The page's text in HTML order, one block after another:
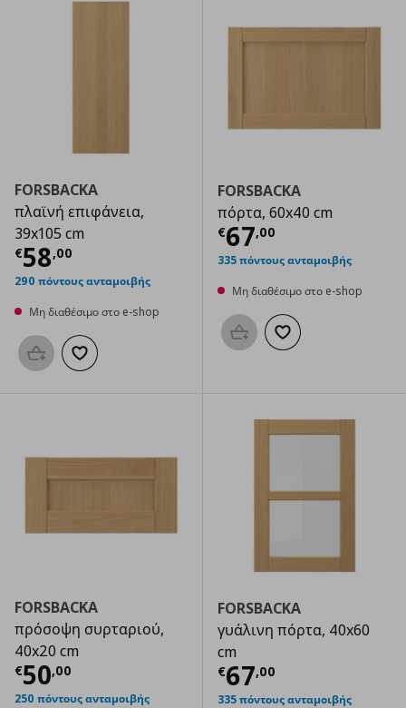
FORSBACKA
πλαϊνή επιφάνεια,
39x105 cm
€58,00
Τρέχουσα τιμή € 58,00
290 πόντους ανταμοιβής
Μη διαθέσιμο στο e-shop
Προσθήκη στο καλάθι
Προσθήκη στα αγαπημένα
FORSBACKA
πόρτα, 60x40 cm
€67,00
Τρέχουσα
335 πόντους ανταμοιβής
Μη διαθέσιμο στο e-shop
Προσθήκη στο καλάθι
Προσθήκη στα
FORSBACKA
πρόσοψη συρταριού,
40x20 cm
€50,00
Τρέχουσα τιμή € 50,00
250 πόντους ανταμοιβής
FORSBACKA
γυάλινη πόρτα, 40x60
cm
€67,00
Τρέχουσα
335 πόντους ανταμοιβής